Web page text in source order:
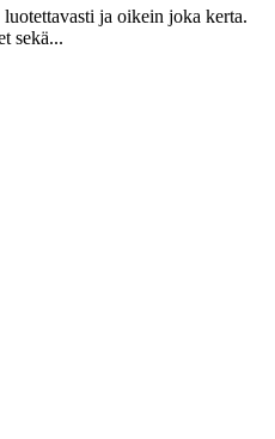
ja oikein joka kerta.
sekä...